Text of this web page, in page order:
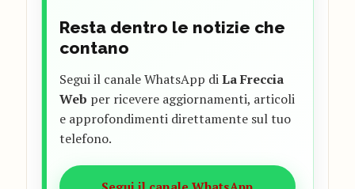
Resta dentro le notizie che
contano
Segui il canale WhatsApp diLa Freccia
Web per ricevere aggiornamenti, articoli
e approfondimenti direttamente sul tuo
telefono.